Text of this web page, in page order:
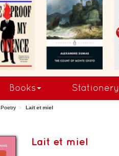
Books Stationery
Poetry Lait et miel
Lait et miel